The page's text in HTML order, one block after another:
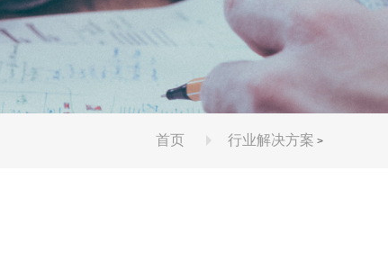
首页 行业解决方案 >